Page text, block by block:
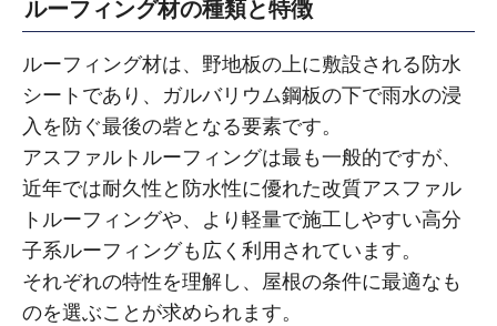
ルーフィング材の種類と特徴
ルーフィング材は、野地板の上に敷設される防水
シートであり、ガルバリウム鋼板の下で雨水の浸
入を防ぐ最後の砦となる要素です。
アスファルトルーフィングは最も一般的ですが、
近年では耐久性と防水性に優れた改質アスファル
トルーフィングや、より軽量で施工しやすい高分
子系ルーフィングも広く利用されています。
それぞれの特性を理解し、屋根の条件に最適なも
のを選ぶことが求められます。